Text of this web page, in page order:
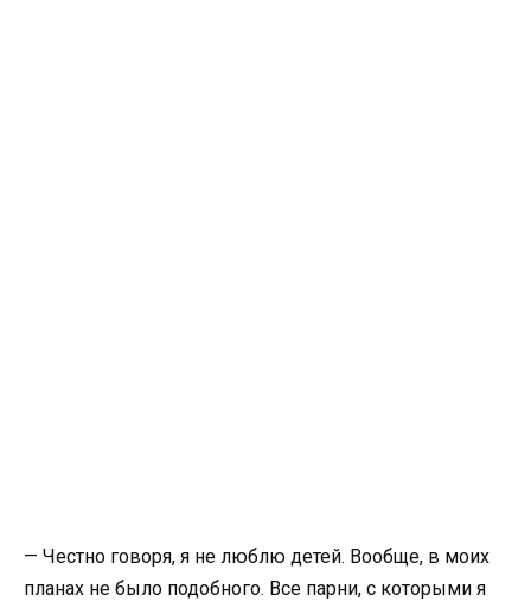
— Честно говоря, я не люблю детей. Вообще, в моих
планах не было подобного. Все парни, с которыми я